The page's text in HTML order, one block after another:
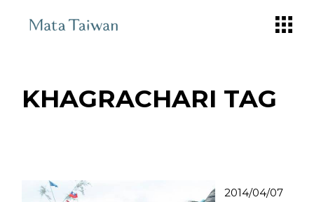
KHAGRACHARI TAG
2014/04/07